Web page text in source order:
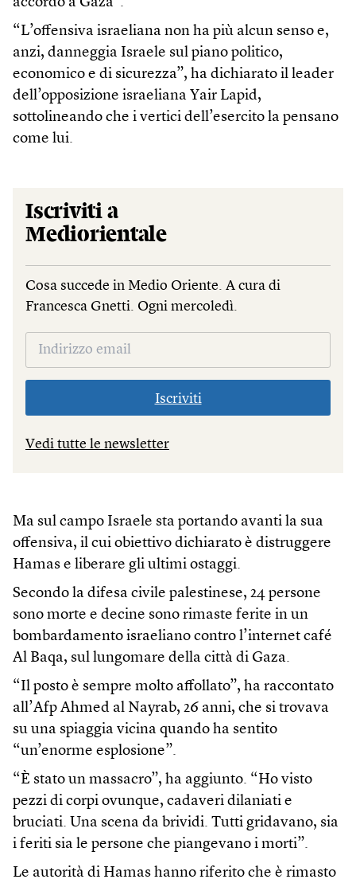
“L’offensiva israeliana non ha più alcun senso e,
anzi, danneggia Israele sul piano politico,
economico e di sicurezza”, ha dichiarato il leader
dell’opposizione israeliana Yair Lapid,
sottolineando che i vertici dell’esercito la pensano
come lui.
Iscriviti a
Mediorientale
Cosa succede in Medio Oriente. A cura di
Francesca Gnetti. Ogni mercoledì.
Iscriviti
Vedi tutte le newsletter
Ma sul campo Israele sta portando avanti la sua
offensiva, il cui obiettivo dichiarato è distruggere
Hamas e liberare gli ultimi ostaggi.
Secondo la difesa civile palestinese, 24 persone
sono morte e decine sono rimaste ferite in un
bombardamento israeliano contro l’internet café
Al Baqa, sul lungomare della città di Gaza.
“Il posto è sempre molto affollato”, ha raccontato
all’Afp Ahmed al Nayrab, 26 anni, che si trovava
su una spiaggia vicina quando ha sentito
“un’enorme esplosione”.
“È stato un massacro”, ha aggiunto. “Ho visto
pezzi di corpi ovunque, cadaveri dilaniati e
bruciati. Una scena da brividi. Tutti gridavano, sia
i feriti sia le persone che piangevano i morti”.
Le autorità di Hamas hanno riferito che è rimasto